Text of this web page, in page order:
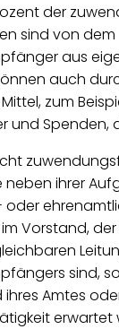
der
sind von dem
aus
auch
zum
und Spenden,
neben ihrer
oder
Vorstand,
sind,
Amtes
erwartet